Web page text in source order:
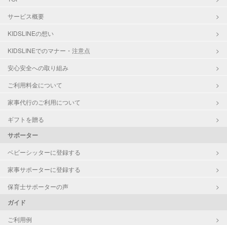
サービス概要
KIDSLINEの想い
KIDSLINEでのマナー・注意点
安心安全への取り組み
ご利用料金について
家事代行のご利用について
ギフトを贈る
サポーター
ベビーシッターに登録する
家事サポーターに登録する
保育士サポーターの声
ガイド
ご利用例